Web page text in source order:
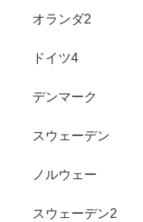
オランダ2
ドイツ4
デンマーク
スウェーデン
ノルウェー
スウェーデン2